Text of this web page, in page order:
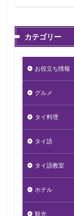
カテゴリー
お役立ち情報
グルメ
タイ料理
タイ語
タイ語教室
ホテル
観光